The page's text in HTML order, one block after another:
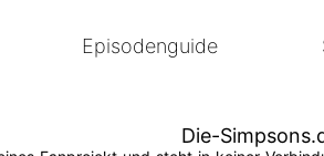
Episodenguide
Die-